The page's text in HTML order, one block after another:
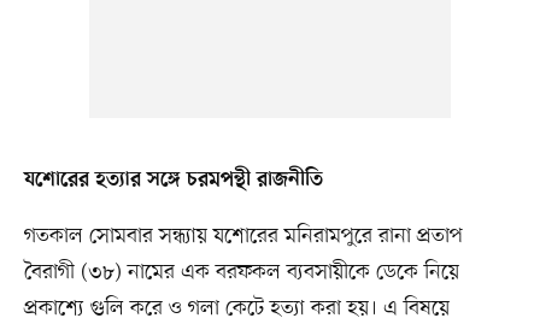
যশোরের হত্যার সঙ্গে চরমপন্থী রাজনীতি
গতকাল সোমবার সন্ধ্যায় যশোরের মনিরামপুরে রানা প্রতাপ
বৈরাগী (৩৮) নামের এক বরফকল ব্যবসায়ীকে ডেকে নিয়ে
প্রকাশ্যে গুলি করে ও গলা কেটে হত্যা করা হয়। এ বিষয়ে